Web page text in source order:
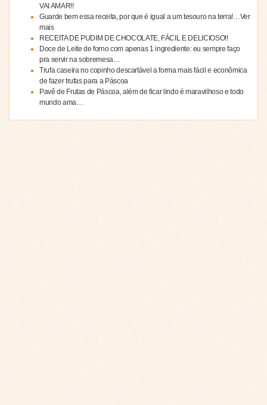
VAI AMAR!!
Guarde bem essa receita, por que é igual a um tesouro na terra!…Ver
mais
RECEITA DE PUDIM DE CHOCOLATE, FÁCIL E DELICIOSO!!
Doce de Leite de forno com apenas 1 ingrediente: eu sempre faço
pra servir na sobremesa…
Trufa caseira no copinho descartável a forma mais fácil e econômica
de fazer trufas para a Páscoa
Pavê de Frutas de Páscoa, além de ficar lindo é maravilhoso e todo
mundo ama…